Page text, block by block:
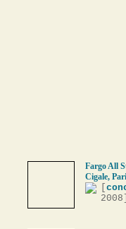
Fargo All
Cigale,
2008]